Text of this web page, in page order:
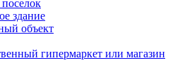
здание
объект
гипермаркет или магазин